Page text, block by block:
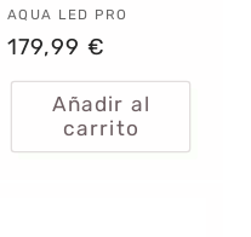
Proveedor:
AQUA LED PRO
Precio
habitual
179,99 €
Añadir al
carrito